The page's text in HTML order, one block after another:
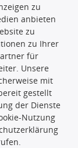
Daten,
Datenbank,
Es ist zu
ohne
zu
Dritte ausführen
zu
anbieten
zu
zu Ihrer
für
Unsere
mit
gestellt
der Dienste
Nutzung